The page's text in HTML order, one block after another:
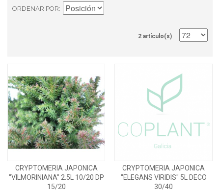
ORDENAR POR
2 artículo(s)
CRYPTOMERIA JAPONICA
"VILMORINIANA" 2.5L 10/20 DP
15/20
CRYPTOMERIA JAPONICA
"ELEGANS VIRIDIS" 5L DECO
30/40